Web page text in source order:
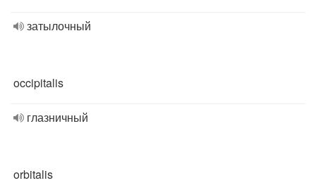
затылочный
occipitalis
глазничный
orbitalis